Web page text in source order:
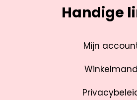
Handige
Mijn
Winkelmand